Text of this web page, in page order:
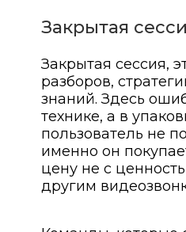
Закрытая
Закрытая сессия,
разборов,
знаний. Здесь
технике, а в
пользователь не
именно он
цену не с
другим